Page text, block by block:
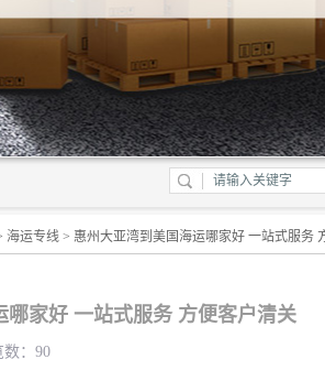
海运专线 > 惠州大亚湾到美国海运哪家好 一站式服务
哪家好 一站式服务 方便客户清关
：90